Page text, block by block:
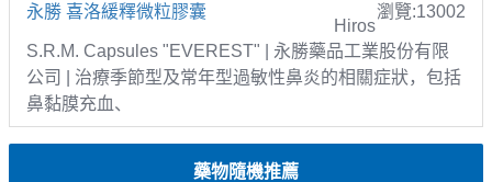
永勝 喜洛緩釋微粒膠囊 瀏覽:13002
Hiros
S.R.M. Capsules "EVEREST" | 永勝藥品工業股份有限
公司 | 治療季節型及常年型過敏性鼻炎的相關症狀，包括
鼻黏膜充血、
藥物隨機推薦